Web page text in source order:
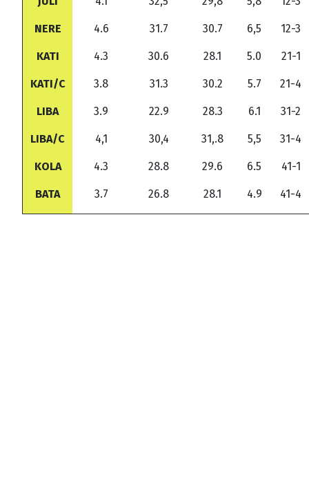
NERE 4.6 31.7 30.7 6,5 12-3
KATI 4.3 30.6 28.1 5.0 21-1
KATI/C 3.8 31.3 30.2 5.7 21-4
LIBA 3.9 22.9 28.3 6.1 31-2
LIBA/C 4,1 30,4 31,.8 5,5 31-4
KOLA 4.3 28.8 29.6 6.5 41-1
BATA 3.7 26.8 28.1 4.9 41-4